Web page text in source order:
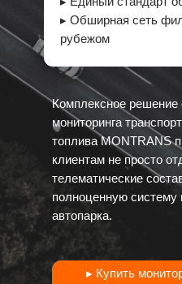
Комплексное решение
мониторинга
топливаMONTRANS
клиентам не просто
телематические
полноценную систему
автопарка.
▸ Обширная сеть
рубежом
▸ Купить